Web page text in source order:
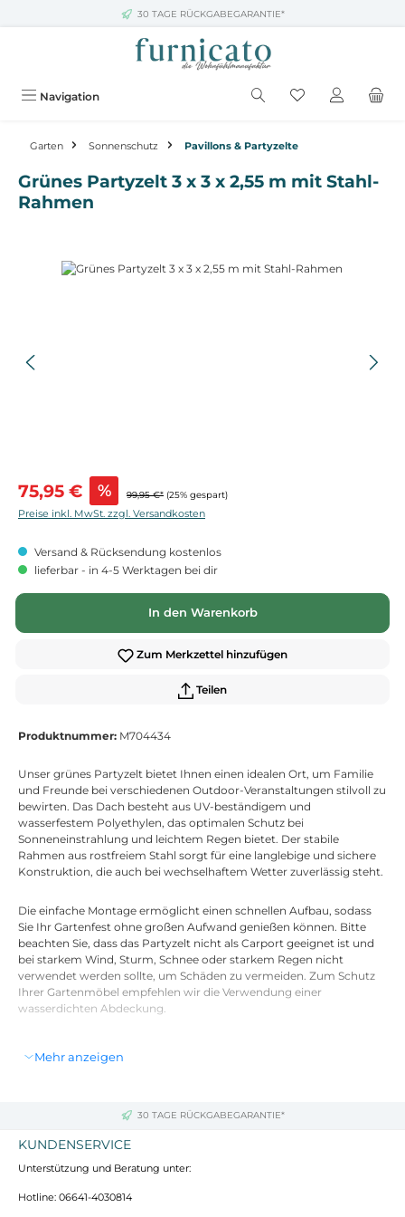
Zum Hauptinhalt springen30 TAGE RÜCKGABEGARANTIE*
Navigation
Garten Sonnenschutz Pavillons & Partyzelte
Grünes Partyzelt 3 x 3 x 2,55 m mit Stahl-
Rahmen
Bildergalerie überspringen
Verkaufspreis:
75,95 € % 99,95 €* (25% gespart)
Preise inkl. MwSt. zzgl. Versandkosten
Versand & Rücksendung kostenlos
lieferbar - in 4-5 Werktagen bei dir
In den Warenkorb
Zum Merkzettel hinzufügen
Teilen
Produktnummer: M704434
Unser grünes Partyzelt bietet Ihnen einen idealen Ort, um Familie
und Freunde bei verschiedenen Outdoor-Veranstaltungen stilvoll zu
bewirten. Das Dach besteht aus UV-beständigem und
wasserfestem Polyethylen, das optimalen Schutz bei
Sonneneinstrahlung und leichtem Regen bietet. Der stabile
Rahmen aus rostfreiem Stahl sorgt für eine langlebige und sichere
Konstruktion, die auch bei wechselhaftem Wetter zuverlässig steht.
Die einfache Montage ermöglicht einen schnellen Aufbau, sodass
Sie Ihr Gartenfest ohne großen Aufwand genießen können. Bitte
beachten Sie, dass das Partyzelt nicht als Carport geeignet ist und
bei starkem Wind, Sturm, Schnee oder starkem Regen nicht
verwendet werden sollte, um Schäden zu vermeiden. Zum Schutz
Ihrer Gartenmöbel empfehlen wir die Verwendung einer
wasserdichten Abdeckung.
Material:PE-Dach und Stahl-Rahmen
Eigenschaften:UV-beständig, wasserfest
Mehr anzeigen
30 TAGE RÜCKGABEGARANTIE*
KUNDENSERVICE
Unterstützung und Beratung unter:
Hotline: 06641-4030814